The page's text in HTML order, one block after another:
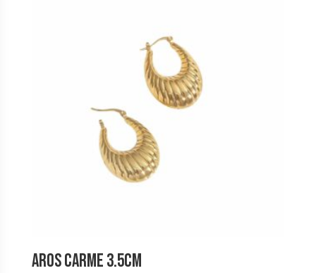
Aros Carme 3.5cm